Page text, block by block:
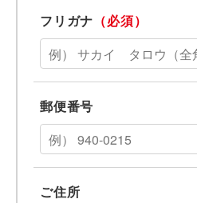
フリガナ （必須）
郵便番号
ご住所